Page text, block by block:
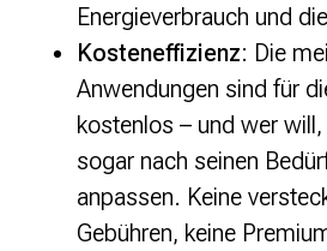
Energieverbrauch und
Kosteneffizienz: Die
Anwendungen sind für
kostenlos – und wer will,
sogar nach seinen
anpassen. Keine
Gebühren, keine